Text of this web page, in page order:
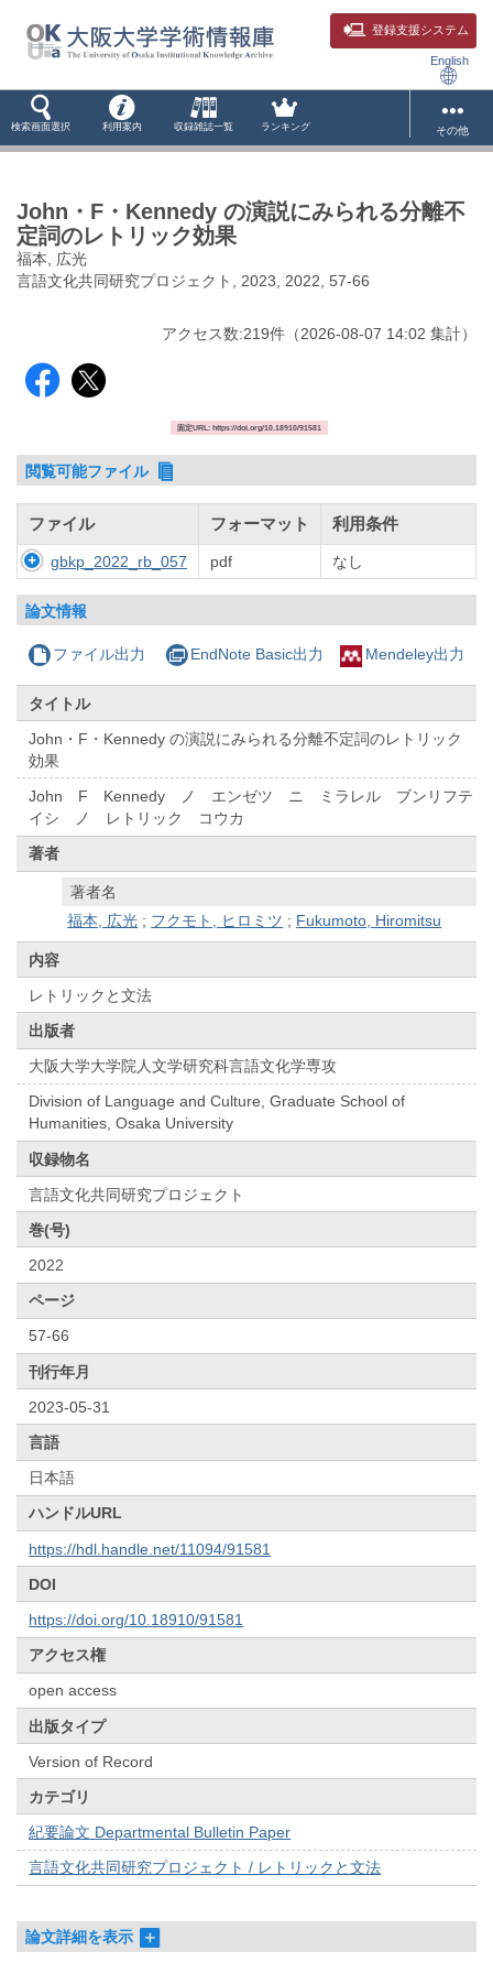
登録支援システム
English
検索画面選択 利用案内 収録雑誌一覧 ランキング その他
John・F・Kennedy の演説にみられる分離不
定詞のレトリック効果
福本, 広光
言語文化共同研究プロジェクト, 2023, 2022, 57-66
アクセス数:219件 （2026-08-07 14:02 集計）
固定URL: https://doi.org/10.18910/91581
閲覧可能ファイル
ファイル フォーマット 利用条件
gbkp_2022_rb_057 pdf なし
論文情報
ファイル出力 EndNote Basic出力 Mendeley出力
タイトル
John・F・Kennedy の演説にみられる分離不定詞のレトリック
効果
John F Kennedy ノ エンゼツ ニ ミラレル ブンリフテ
イシ ノ レトリック コウカ
著者
著者名
福本, 広光 ; フクモト, ヒロミツ ; Fukumoto, Hiromitsu
内容
レトリックと文法
出版者
大阪大学大学院人文学研究科言語文化学専攻
Division of Language and Culture, Graduate School of
Humanities, Osaka University
収録物名
言語文化共同研究プロジェクト
巻(号)
2022
ページ
57-66
刊行年月
2023-05-31
言語
日本語
ハンドルURL
https://hdl.handle.net/11094/91581
DOI
https://doi.org/10.18910/91581
アクセス権
open access
出版タイプ
Version of Record
カテゴリ
紀要論文 Departmental Bulletin Paper
言語文化共同研究プロジェクト / レトリックと文法
論文詳細を表示